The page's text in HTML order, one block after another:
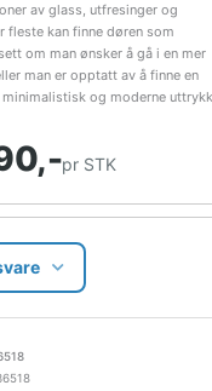
av glass, utfresinger og
fleste kan finne døren som
om man ønsker å gå i en mer
man er opptatt av å finne en
og moderne uttrykk
pr STK